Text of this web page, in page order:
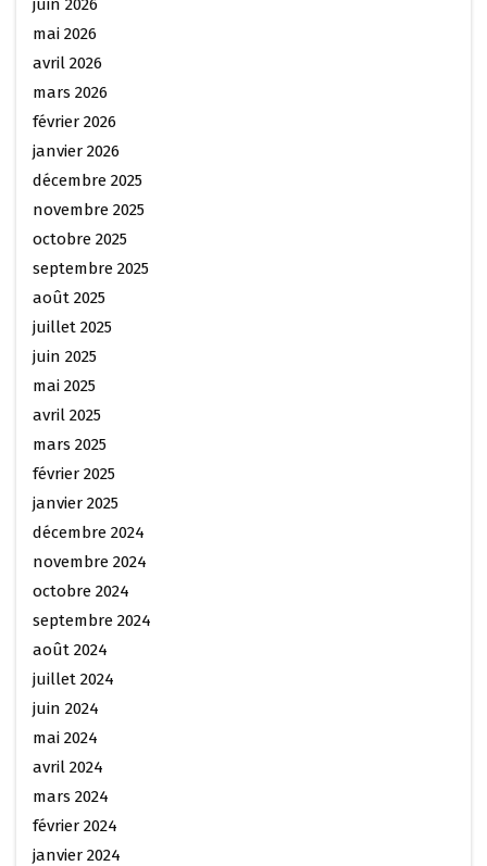
juin 2026
mai 2026
avril 2026
mars 2026
février 2026
janvier 2026
décembre 2025
novembre 2025
octobre 2025
septembre 2025
août 2025
juillet 2025
juin 2025
mai 2025
avril 2025
mars 2025
février 2025
janvier 2025
décembre 2024
novembre 2024
octobre 2024
septembre 2024
août 2024
juillet 2024
juin 2024
mai 2024
avril 2024
mars 2024
février 2024
janvier 2024